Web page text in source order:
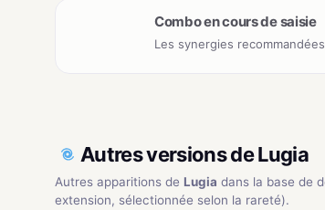
Combo en cours de saisie
Les synergies
Autres versions de Lugia
Autres apparitions de Lugia dans la base de
extension, sélectionnée selon la rareté).